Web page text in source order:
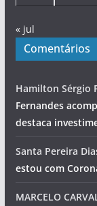
« jul
Comentários
Hamilton Sérgio
Fernandes
destaca
Santa Pereira
estou com
MARCELO